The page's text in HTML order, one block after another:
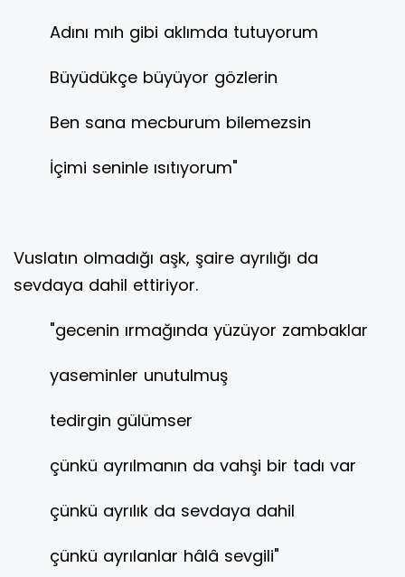
Adını mıh gibi aklımda tutuyorum
Büyüdükçe büyüyor gözlerin
Ben sana mecburum bilemezsin
İçimi seninle ısıtıyorum"
Vuslatın olmadığı aşk, şaire ayrılığı da
sevdaya dahil ettiriyor.
"gecenin ırmağında yüzüyor zambaklar
yaseminler unutulmuş
tedirgin gülümser
çünkü ayrılmanın da vahşi bir tadı var
çünkü ayrılık da sevdaya dahil
çünkü ayrılanlar hâlâ sevgili"